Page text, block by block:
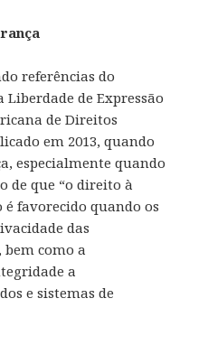
referências do
de Expressão
de Direitos
em 2013, quando
especialmente quando
de que “o direito à
é favorecido quando os
das
como a
a
e sistemas de